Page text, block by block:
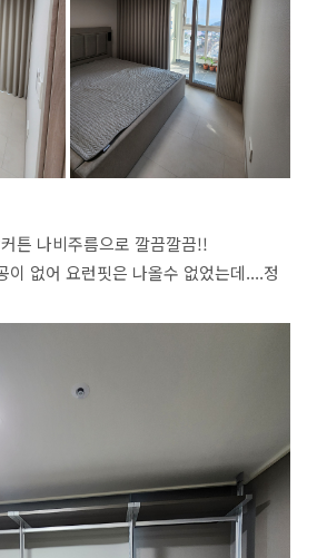
튼 나비주름으로 깔끔깔끔!!
이 없어 요런핏은 나올수 없었는데....정